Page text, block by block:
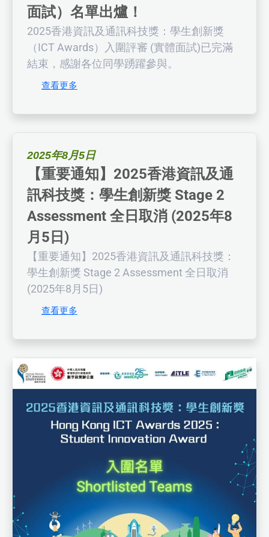
面試）名單出爐！
2025香港資訊及通訊科技獎：學生創新獎
（ICT Awards）入圍評審 (實體面試)已完滿
結束，感謝各位同學踴躍參與。
查看更多
2025年8月5日
【重要通知】2025香港資訊及通
訊科技獎：學生創新獎 Stage 2
Assessment 全日取消 (2025年8
月5日)
【重要通知】2025香港資訊及通訊科技獎：
學生創新獎 Stage 2 Assessment 全日取消
(2025年8月5日)
查看更多